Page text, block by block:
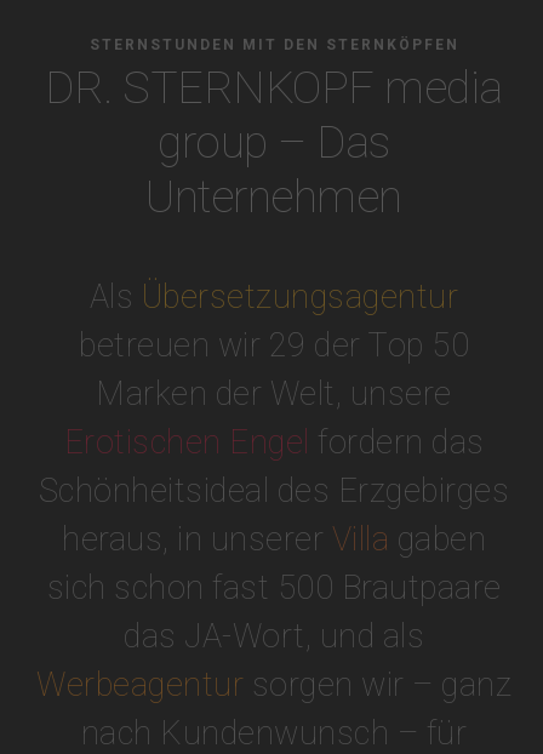
STERNSTUNDEN MIT DEN STERNKÖPFEN
DR. STERNKOPF media
group – Das
Unternehmen
Als Übersetzungsagentur
betreuen wir 29 der Top 50
Marken der Welt, unsere
Erotischen Engel fordern das
Schönheitsideal des Erzgebirges
heraus, in unserer Villa gaben
sich schon fast 500 Brautpaare
das JA-Wort, und als
Werbeagentur sorgen wir – ganz
nach Kundenwunsch – für